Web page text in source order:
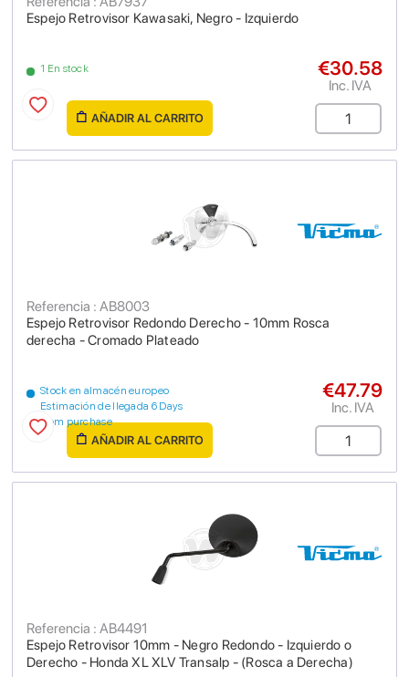
Espejo Retrovisor Kawasaki, Negro - Izquierdo
1 En stock €30.58
Inc. IVA
AÑADIR AL CARRITO
Espejo Retrovisor Redondo Derecho - 10mm Rosca
derecha - Cromado Plateado
Referencia : AB8003
Stock en almacén europeo
Estimación de llegada 6 Days
from purchase
€47.79
Inc. IVA
AÑADIR AL CARRITO
Espejo Retrovisor 10mm - Negro Redondo - Izquierdo o
Derecho - Honda XL XLV Transalp - (Rosca a Derecha)
Referencia : AB4491